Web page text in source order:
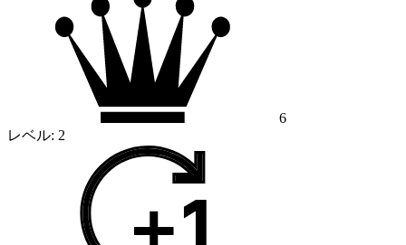
6
レベル: 2